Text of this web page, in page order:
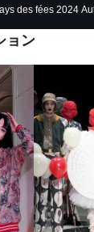
des fées 2024
ョン